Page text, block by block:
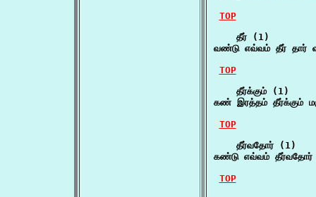
TOP
    தீர் (1)
வண்டு எவ்வம் தீர் தார்
TOP
    தீர்க்கும் (1)
கண் இரத்தம் தீர்க்கும்
TOP
    தீர்வதோர் (1)
கண்டு எவ்வம்
TOP